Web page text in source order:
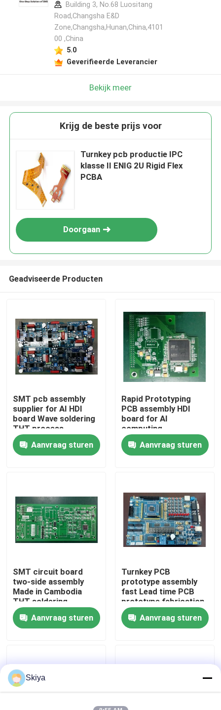
Thuis
Producten
Fabrieksreis
Contacteer ons
nieuws
Vraag een offerte aan
Building 3, No.68 Luositang
Road,Changsha E&D
Zone,Changsha,Hunan,China,4101
00 ,China
5.0
Geverifieerde Leverancier
Bekijk meer
Krijg de beste prijs voor
Turnkey pcb productie IPC
klasse II ENIG 2U Rigid Flex
PCBA
Doorgaan
Geadviseerde Producten
SMT pcb assembly
supplier for AI HDI
board Wave soldering
THT process
Aanvraag sturen
Rapid Prototyping
PCB assembly HDI
board for AI
computing
Aanvraag sturen
SMT circuit board
two-side assembly
Made in Cambodia
THT soldering
Aanvraag sturen
Turnkey PCB
prototype assembly
fast Lead time PCB
prototype fabrication
Aanvraag sturen
Skiya